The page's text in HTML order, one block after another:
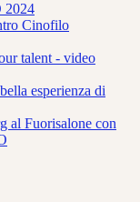
2024
Cinofilo
talent - video
esperienza di
al Fuorisalone con